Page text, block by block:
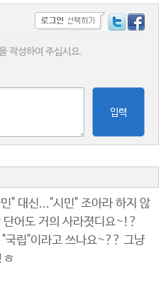
작성하여 주십시요.
입력
" 대신..."시민" 조아라 하지 않
어도 거의 사라졋디요~!?
립"이라고 쓰나요~?? 그냥